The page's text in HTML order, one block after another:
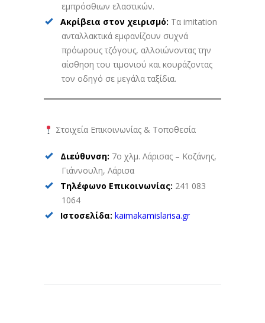
εμπρόσθιων ελαστικών.
Ακρίβεια στον χειρισμό: Τα imitation
ανταλλακτικά εμφανίζουν συχνά
πρόωρους τζόγους, αλλοιώνοντας την
αίσθηση του τιμονιού και κουράζοντας
τον οδηγό σε μεγάλα ταξίδια.
Στοιχεία Επικοινωνίας & Τοποθεσία
Διεύθυνση: 7ο χλμ. Λάρισας – Κοζάνης,
Γιάννουλη, Λάρισα
Τηλέφωνο Επικοινωνίας: 241 083
1064
Ιστοσελίδα: kaimakamislarisa.gr